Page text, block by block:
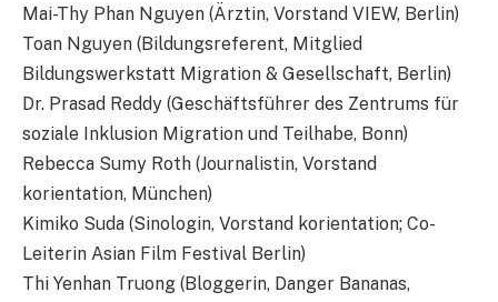
Mai-Thy Phan Nguyen (Ärztin, Vorstand VIEW, Berlin)
Toan Nguyen (Bildungsreferent, Mitglied
Bildungswerkstatt Migration & Gesellschaft, Berlin)
Dr. Prasad Reddy (Geschäftsführer des Zentrums für
soziale Inklusion Migration und Teilhabe, Bonn)
Rebecca Sumy Roth (Journalistin, Vorstand
korientation, München)
Kimiko Suda (Sinologin, Vorstand korientation; Co-
Leiterin Asian Film Festival Berlin)
Thi Yenhan Truong (Bloggerin, Danger Bananas,